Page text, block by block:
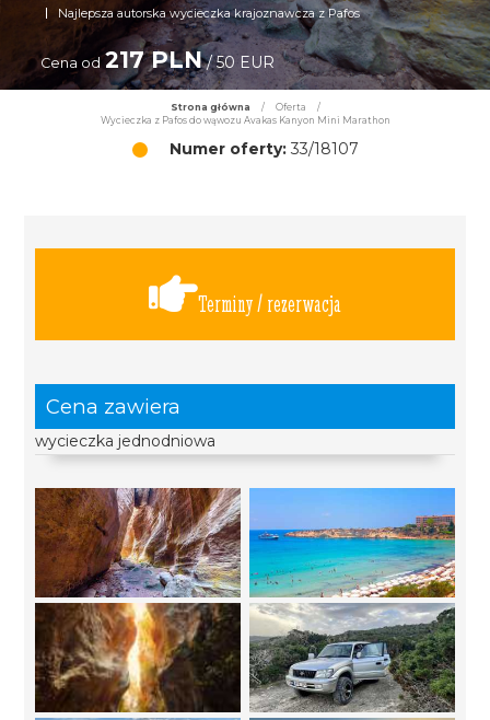
Najlepsza autorska wycieczka krajoznawcza z Pafos
Cena od 217 PLN/ 50 EUR
Strona główna / Oferta
/
Wycieczka z Pafos do wąwozu Avakas Kanyon Mini Marathon
Numer oferty:33/18107
Terminy / rezerwacja
Cena zawiera
wycieczka jednodniowa